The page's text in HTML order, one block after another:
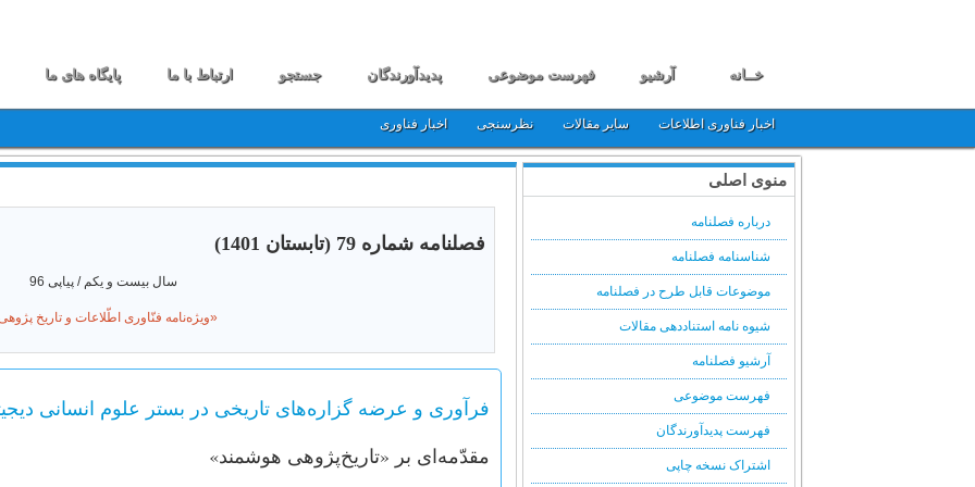
خــانه آرشیو فهرست موضوعی پدیدآورندگان جستجو ارتباط با ما پایگاه های ما
اخبار فناوری اطلاعات سایر مقالات نظرسنجی اخبار فناوری
فصلنامه شماره 79 (تابستان 1401)
سال بیست و یکم / پیاپی 96
«ویژه‌نامه فنّاوری اطّلاعات و تاریخ
فرآوری و عرضه گزاره‌های تاریخی در بستر علوم انسانی
مقدّمه‌ای بر «تاریخ‌پژوهی هوشمند»
منوی اصلی
درباره فصلنامه
شناسنامه فصلنامه
موضوعات قابل طرح در فصلنامه
شیوه نامه استناددهی مقالات
آرشیو فصلنامه
فهرست موضوعی
فهرست پدیدآورندگان
اشتراک نسخه چاپی